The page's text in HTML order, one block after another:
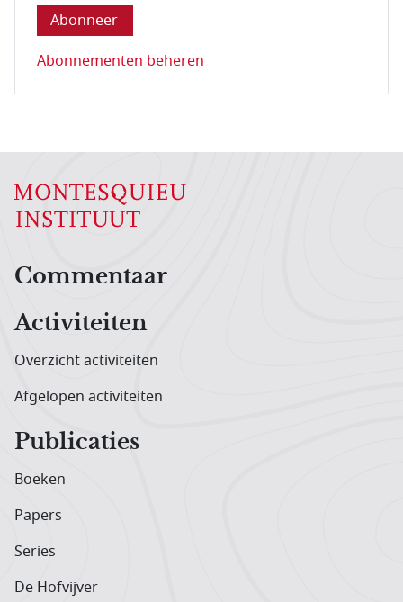
Abonnementen beheren
Hoofdnavigatiemenu
Commentaar
Activiteiten
Overzicht activiteiten
Afgelopen activiteiten
Publicaties
Boeken
Papers
Series
De Hofvijver